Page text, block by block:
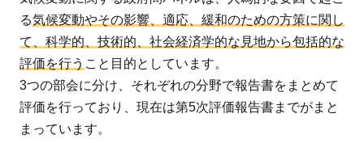
る気候変動やその影響、適応、緩和のための方策に関し
て、科学的、技術的、社会経済学的な見地から包括的な
評価を行う こと目的としています。
3つの部会に分け、それぞれの分野で報告書をまとめて
評価を行っており、現在は第5次評価報告書までがまと
まっています。